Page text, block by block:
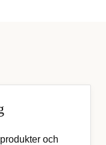
och